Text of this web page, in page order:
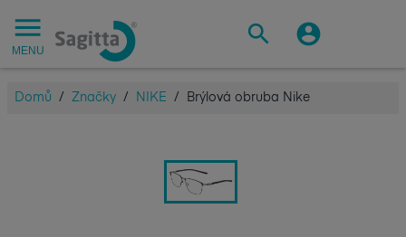
MENU
Domů / Značky / NIKE / Brýlová obruba Nike